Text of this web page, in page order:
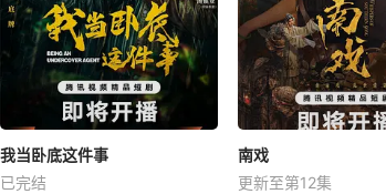
我当卧底这件事
已完结
南戏
更新至第12集